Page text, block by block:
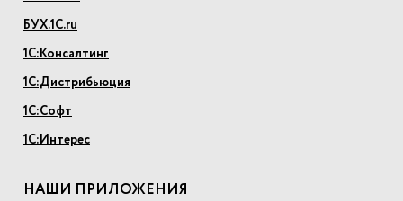
БУХ.1С.ru
1С:Консалтинг
1С:Дистрибьюция
1С:Софт
1С:Интерес
НАШИ ПРИЛОЖЕНИЯ